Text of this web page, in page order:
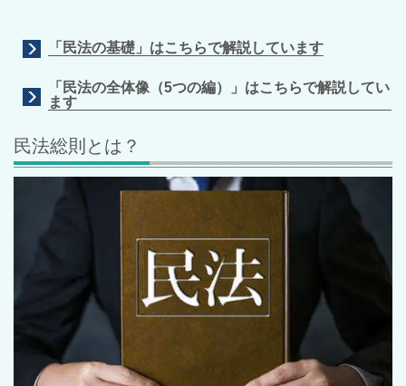
「民法の基礎」はこちらで解説しています
「民法の全体像（5つの編）」はこちらで解説してい
ます
民法総則とは？